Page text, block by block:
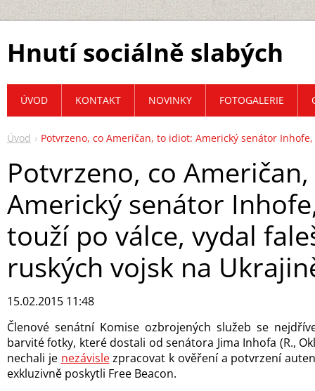
Hnutí sociálně slabých
Úvod Potvrzeno, co Američan, to idiot: Americký senátor
Potvrzeno, co
Americký senátor
touží po válce, vydal
ruských vojsk na
15.02.2015 11:48
Členové senátní Komise ozbrojených služeb se
barvité fotky, které dostali od senátora Jima Inhofa (R.,
nechali je nezávislezpracovat k ověření a potvrzení
exkluzivně poskytli Free Beacon.
ÚVOD KONTAKT NOVINKY FOTOGALERIE